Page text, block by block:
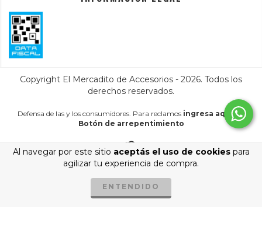
Al navegar por este sitio aceptás el uso de cookiespara
agilizar tu experiencia de compra.
ENTENDIDO
Copyright El Mercadito de Accesorios - 2026. Todos los
derechos reservados.
Defensa de las y los consumidores. Para reclamos ingresa aquí.
/
Botón de arrepentimiento